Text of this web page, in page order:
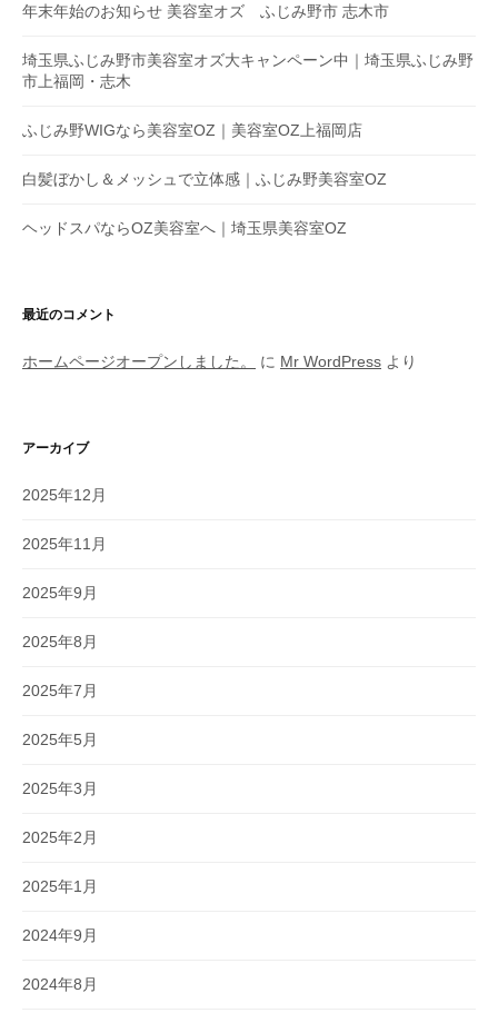
年末年始のお知らせ 美容室オズ ふじみ野市 志木市
埼玉県ふじみ野市美容室オズ大キャンペーン中｜埼玉県ふじみ野
市上福岡・志木
ふじみ野WIGなら美容室OZ｜美容室OZ上福岡店
白髪ぼかし＆メッシュで立体感｜ふじみ野美容室OZ
ヘッドスパならOZ美容室へ｜埼玉県美容室OZ
最近のコメント
ホームページオープンしました。 に Mr WordPress より
アーカイブ
2025年12月
2025年11月
2025年9月
2025年8月
2025年7月
2025年5月
2025年3月
2025年2月
2025年1月
2024年9月
2024年8月